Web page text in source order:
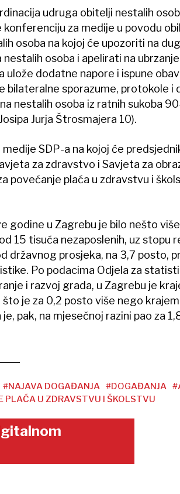
udruga obitelji nestalih
za medije u povodu
osoba na kojoj će upozoriti na
osoba i apelirati na
dodatne napore i ispune
bilateralne sporazume, protokole i
nestalih osoba iz ratnih sukoba
Jurja Štrosmajera 10).
SDP-a na kojoj će
za zdravstvo i Savjeta za
povećanje plaća u zdravstvu i
godine u Zagrebu je bilo nešto
15 tisuća nezaposlenih, uz stopu
državnog prosjeka, na 3,7 posto,
Po podacima Odjela za
i razvoj grada, u Zagrebu je
je za 0,2 posto više nego krajem
pak, na mjesečnoj razini pao za
#NAJAVA DOGAĐANJA #DOGAĐANJA
PLAĆA U ZDRAVSTVU I ŠKOLSTVU